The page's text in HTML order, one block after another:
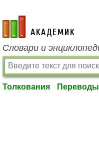
academic.ru
Словари и
Толкования Переводы